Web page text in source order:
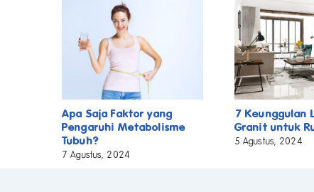
Apa Saja Faktor yang
Pengaruhi Metabolisme
Tubuh?
7 Agustus, 2024
7 Keunggulan
Granit untuk
5 Agustus, 2024